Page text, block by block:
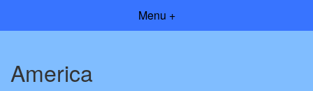
Menu +
America